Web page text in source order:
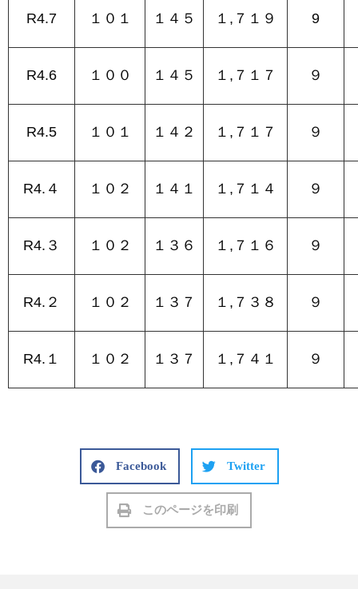
R4.7 １０１ １４５ １,７１９ 9
R4.6 １００ １４５ １,７１７ ９
R4.5 １０１ １４２ １,７１７ ９
R4.４ １０２ １４１ １,７１４ ９
R4.３ １０２ １３６ １,７１６ ９
R4.２ １０２ １３７ １,７３８ ９
R4.１ １０２ １３７ １,７４１ ９
Facebook Twitter
このページを印刷